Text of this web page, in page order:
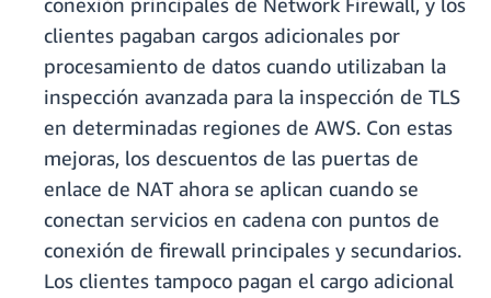
clientes pagaban cargos adicionales por
procesamiento de datos cuando utilizaban la
inspección avanzada para la inspección de TLS
en determinadas regiones de AWS. Con estas
mejoras, los descuentos de las puertas de
enlace de NAT ahora se aplican cuando se
conectan servicios en cadena con puntos de
conexión de firewall principales y secundarios.
Los clientes tampoco pagan el cargo adicional